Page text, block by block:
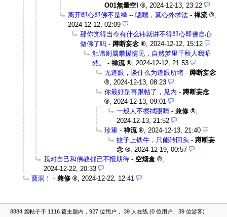
O01無量空I
2024-12-13, 23:22
离开即心即佛不是禅 -- 嗯嗯，莫心外求法 - 禅流
2024-12-12, 02:09
那你觉得当今有什么讳就讲不得即心即佛自心
做佛了吗 - 蹲断妄念
2024-12-12, 15:12
触讳则属攀援情见，自然梦里千秋人我昭
然。
- 禅流
2024-12-12, 21:53
无道眼，谈什么为道眼所堵 - 蹲断妄念
2024-12-13, 08:23
你最好别再跟帖了，见内 - 蹲断妄念
2024-12-13, 09:01
一般人不擦拭眼睛 - 兼修
2024-12-13, 21:52
珍重 - 禅流
2024-12-13, 21:40
蚊子上铁牛，只能转回头 - 蹲断妄
念
2024-12-19, 00:57
我对自己和佛教都已不报期待 - 空烟盒
2024-12-22, 20:33
曹洞！ - 兼修 2024-12-22, 12:41
8884 篇帖子于 1116 篇主题内，927 位用户， 39 人在线 (0 位用户、39 位游客)